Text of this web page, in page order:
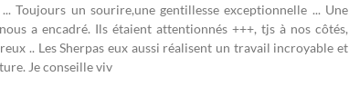
Toujours un sourire,une gentillesse exceptionnelle ... Une
a encadré. Ils étaient attentionnés +++, tjs à nos côtés,
.. Les Sherpas eux aussi réalisent un travail incroyable et
Je conseille viv